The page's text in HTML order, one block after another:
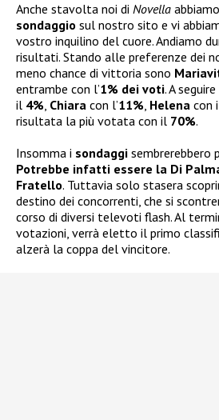
Anche stavolta noi di Novella
sondaggio sul nostro sito e vi
vostro inquilino del cuore. Andiamo
risultati. Stando alle preferenze dei
meno chance di vittoria sono
entrambe con l’1% dei voti. A
il 4%, Chiara con l’11%, Helena con
risultata la più votata con il 70%.
Insomma i sondaggi sembrerebbero
Potrebbe infatti essere la Di
Fratello. Tuttavia solo stasera
destino dei concorrenti, che si
corso di diversi televoti flash. Al
votazioni, verrà eletto il primo
alzerà la coppa del vincitore.